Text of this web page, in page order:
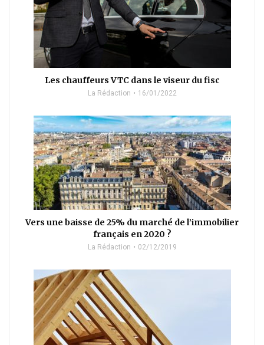
Les chauffeurs VTC dans le viseur du fisc
La Rédaction 16/01/2022
Vers une baisse de 25% du marché de l’immobilier
français en 2020 ?
La Rédaction 02/12/2019